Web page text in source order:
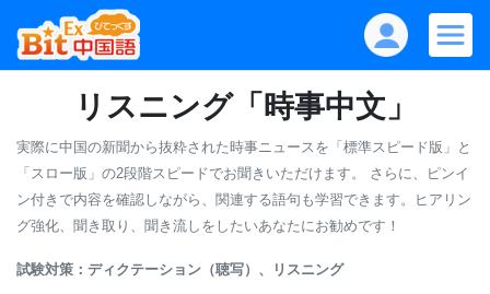
リスニング「時事中文」
実際に中国の新聞から抜粋された時事ニュースを「標準スピード版」と
「スロー版」の2段階スピードでお聞きいただけます。
さらに、ピンイ
ン付きで内容を確認しながら、関連する語句も学習できます。ヒアリン
グ強化、聞き取り、聞き流しをしたいあなたにお勧めです！
試験対策：ディクテーション（聴写）、リスニング